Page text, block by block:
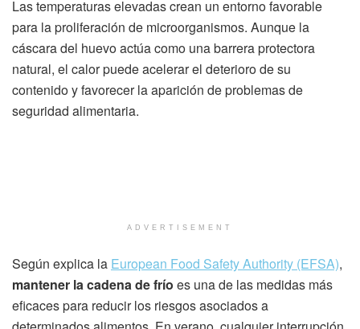
Las temperaturas elevadas crean un entorno favorable
para la proliferación de microorganismos. Aunque la
cáscara del huevo actúa como una barrera protectora
natural, el calor puede acelerar el deterioro de su
contenido y favorecer la aparición de problemas de
seguridad alimentaria.
ADVERTISEMENT
Según explica la European Food Safety Authority (EFSA),
mantener la cadena de frío es una de las medidas más
eficaces para reducir los riesgos asociados a